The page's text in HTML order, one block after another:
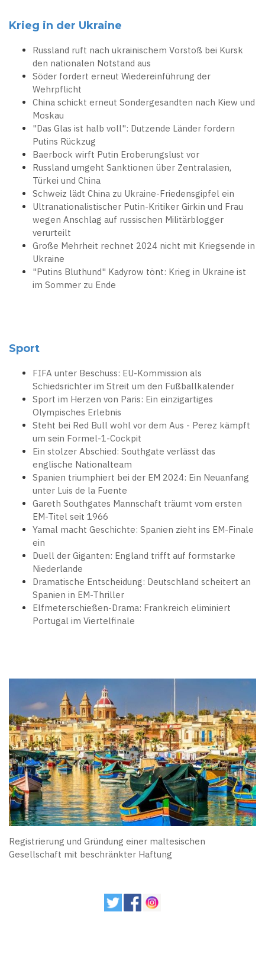
Krieg in der Ukraine
Russland ruft nach ukrainischem Vorstoß bei Kursk
den nationalen Notstand aus
Söder fordert erneut Wiedereinführung der
Wehrpflicht
China schickt erneut Sondergesandten nach Kiew und
Moskau
"Das Glas ist halb voll": Dutzende Länder fordern
Putins Rückzug
Baerbock wirft Putin Eroberungslust vor
Russland umgeht Sanktionen über Zentralasien,
Türkei und China
Schweiz lädt China zu Ukraine-Friedensgipfel ein
Ultranationalistischer Putin-Kritiker Girkin und Frau
wegen Anschlag auf russischen Militärblogger
verurteilt
Große Mehrheit rechnet 2024 nicht mit Kriegsende in
Ukraine
"Putins Bluthund" Kadyrow tönt: Krieg in Ukraine ist
im Sommer zu Ende
Sport
FIFA unter Beschuss: EU-Kommission als
Schiedsrichter im Streit um den Fußballkalender
Sport im Herzen von Paris: Ein einzigartiges
Olympisches Erlebnis
Steht bei Red Bull wohl vor dem Aus - Perez kämpft
um sein Formel-1-Cockpit
Ein stolzer Abschied: Southgate verlässt das
englische Nationalteam
Spanien triumphiert bei der EM 2024: Ein Neuanfang
unter Luis de la Fuente
Gareth Southgates Mannschaft träumt vom ersten
EM-Titel seit 1966
Yamal macht Geschichte: Spanien zieht ins EM-Finale
ein
Duell der Giganten: England trifft auf formstarke
Niederlande
Dramatische Entscheidung: Deutschland scheitert an
Spanien in EM-Thriller
Elfmeterschießen-Drama: Frankreich eliminiert
Portugal im Viertelfinale
Registrierung und Gründung einer maltesischen
Gesellschaft mit beschränkter Haftung